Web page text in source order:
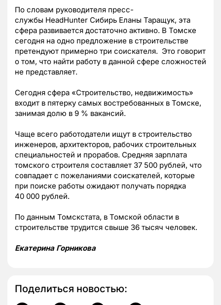
По словам руководителя пресс-
службы HeadHunter Сибирь Еланы Таращук, эта
сфера развивается достаточно активно. В Томске
сегодня на одно предложение в строительстве
претендуют примерно три соискателя. Это говорит
о том, что найти работу в данной сфере сложностей
не представляет.
Сегодня сфера «Строительство, недвижимость»
входит в пятерку самых востребованных в Томске,
занимая долю в 9 % вакансий.
Чаще всего работодатели ищут в строительство
инженеров, архитекторов, рабочих строительных
специальностей и прорабов. Средняя зарплата
томского строителя составляет 37 500 рублей, что
совпадает с пожеланиями соискателей, которые
при поиске работы ожидают получать порядка
40 000 рублей.
По данным Томскстата, в Томской области в
строительстве трудится свыше 36 тысяч человек.
Екатерина Горникова
Поделиться новостью: